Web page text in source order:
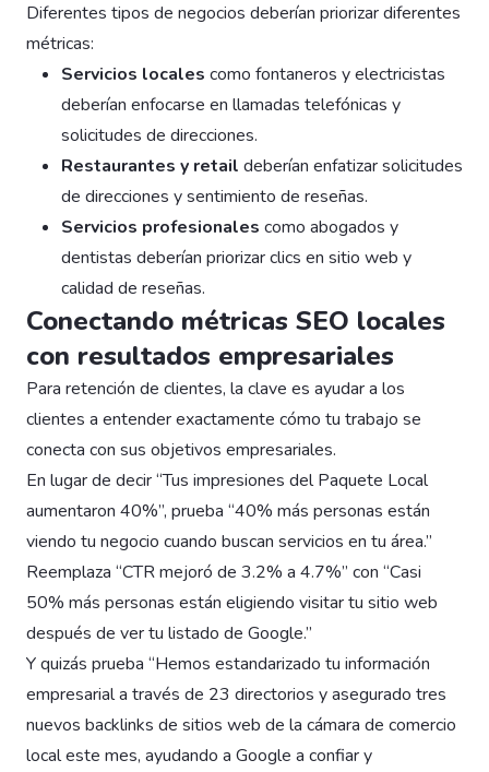
Diferentes tipos de negocios deberían priorizar diferentes
métricas:
Servicios locales como fontaneros y electricistas
deberían enfocarse en llamadas telefónicas y
solicitudes de direcciones.
Restaurantes y retail deberían enfatizar solicitudes
de direcciones y sentimiento de reseñas.
Servicios profesionales como abogados y
dentistas deberían priorizar clics en sitio web y
calidad de reseñas.
Conectando métricas SEO locales
con resultados empresariales
Para retención de clientes, la clave es ayudar a los
clientes a entender exactamente cómo tu trabajo se
conecta con sus objetivos empresariales.
En lugar de decir “Tus impresiones del Paquete Local
aumentaron 40%”, prueba “40% más personas están
viendo tu negocio cuando buscan servicios en tu área.”
Reemplaza “CTR mejoró de 3.2% a 4.7%” con “Casi
50% más personas están eligiendo visitar tu sitio web
después de ver tu listado de Google.”
Y quizás prueba “Hemos estandarizado tu información
empresarial a través de 23 directorios y asegurado tres
nuevos backlinks de sitios web de la cámara de comercio
local este mes, ayudando a Google a confiar y